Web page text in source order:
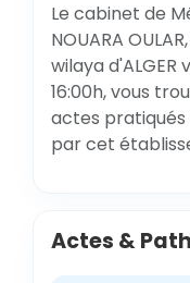
Le cabinet de
NOUARA
wilaya d'ALGER
16:00h, vous
actes
par cet
Actes &